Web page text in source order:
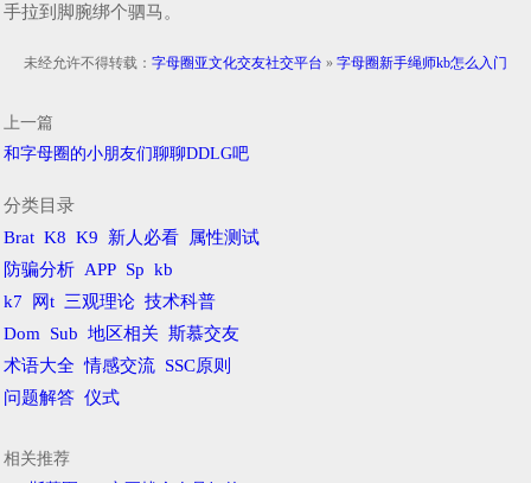
手拉到脚腕绑个驷马。
未经允许不得转载： 字母圈亚文化交友社交平台 » 字母圈新手绳师kb怎么入门
上一篇
和字母圈的小朋友们聊聊DDLG吧
分类目录
Brat K8 K9 新人必看
属性测试
防骗分析 APP Sp kb
k7
网t 三观理论 技术科普
Dom
Sub 地区相关 斯慕交友
术语大全 情感交流 SSC原则
问题解答 仪式
相关推荐